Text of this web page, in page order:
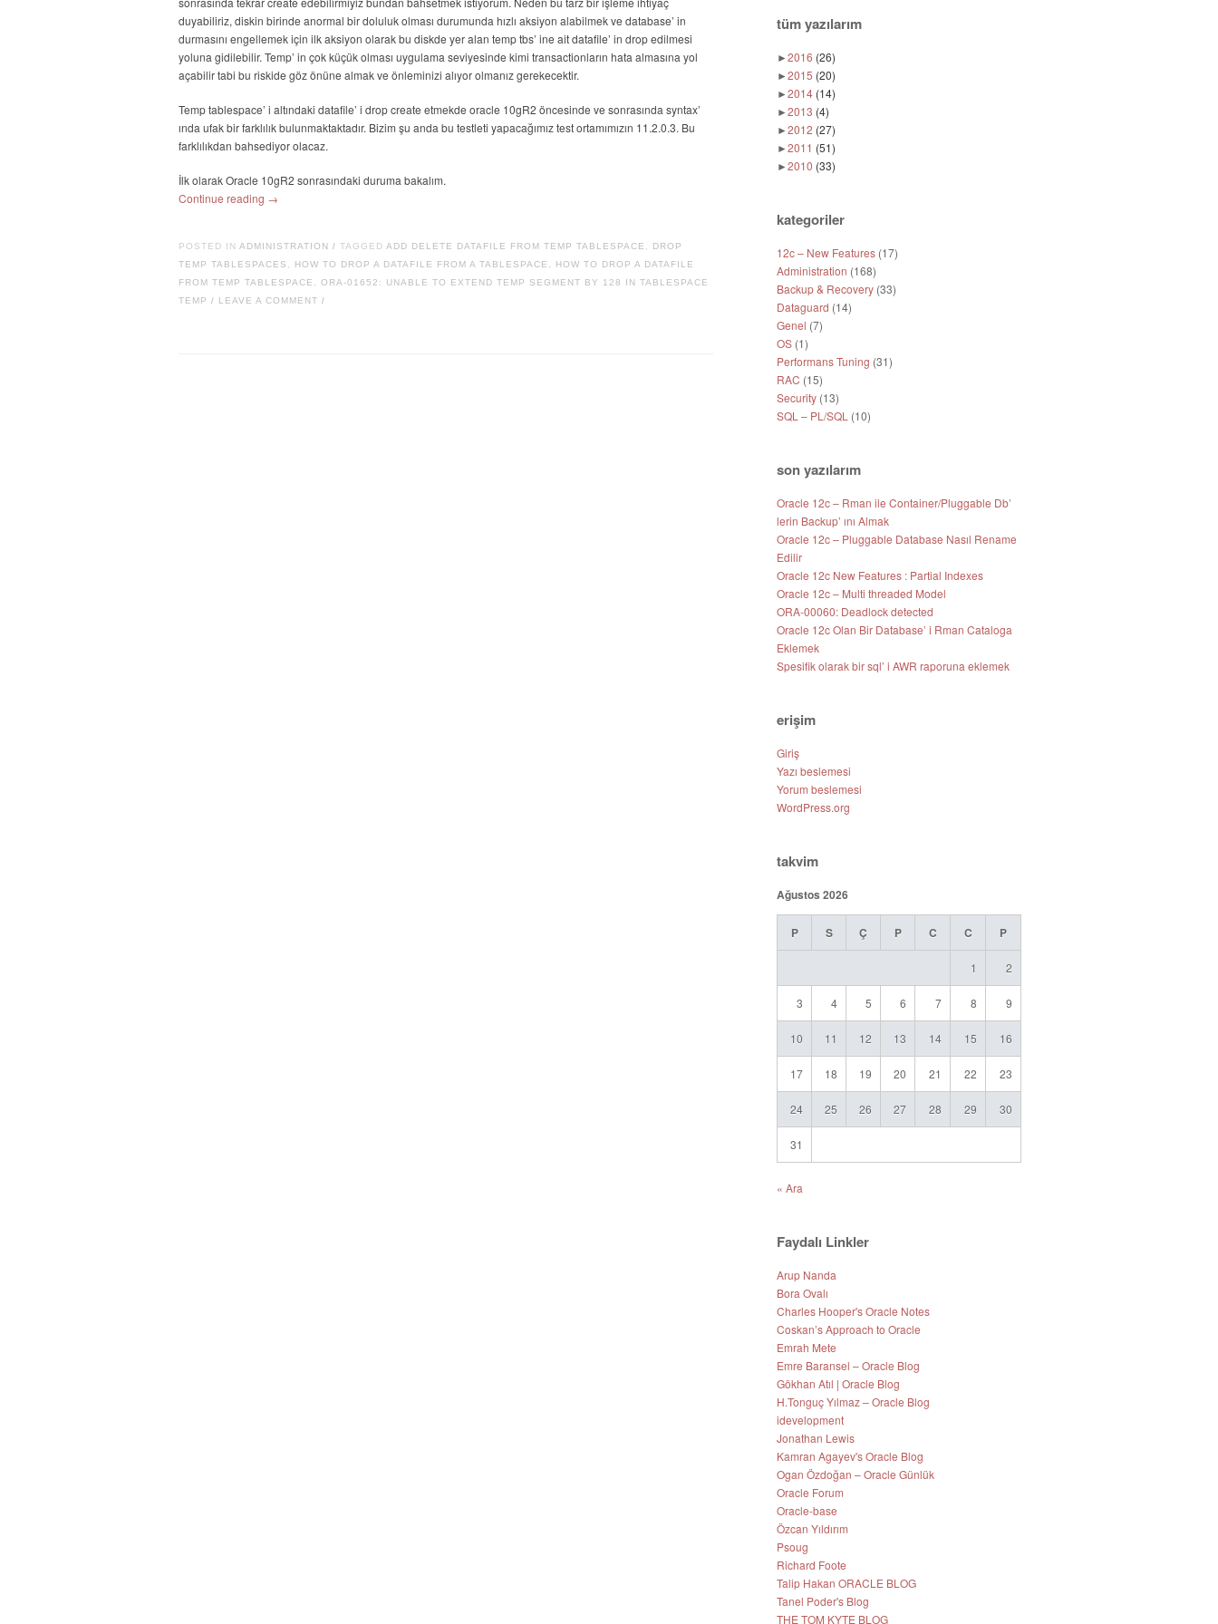
duyabiliriz, diskin birinde anormal bir doluluk olması durumunda hızlı aksiyon alabilmek ve database’ in
durmasını engellemek için ilk aksiyon olarak bu diskde yer alan temp tbs’ ine ait datafile’ in drop edilmesi
yoluna gidilebilir. Temp’ in çok küçük olması uygulama seviyesinde kimi transactionların hata almasına yol
açabilir tabi bu riskide göz önüne almak ve önleminizi alıyor olmanız gerekecektir.
Temp tablespace’ i altındaki datafile’ i drop create etmekde oracle 10gR2 öncesinde ve sonrasında syntax’
ında ufak bir farklılık bulunmaktaktadır. Bizim şu anda bu testleti yapacağımız test ortamımızın 11.2.0.3. Bu
farklılıkdan bahsediyor olacaz.
İlk olarak Oracle 10gR2 sonrasındaki duruma bakalım.
Continue reading →
POSTED IN ADMINISTRATION / TAGGED ADD DELETE DATAFILE FROM TEMP TABLESPACE
DROP
TEMP TABLESPACES
HOW TO DROP A DATAFILE FROM A TABLESPACE
HOW TO DROP A DATAFILE
FROM TEMP TABLESPACE
ORA-01652: UNABLE TO EXTEND TEMP SEGMENT BY 128 IN TABLESPACE
TEMP / LEAVE A COMMENT /
tüm yazılarım
►2016 (26)
►2015 (20)
►2014 (14)
►2013 (4)
►2012 (27)
►2011 (51)
►2010 (33)
kategoriler
12c – New Features (17)
Administration (168)
Backup & Recovery (33)
Dataguard (14)
Genel (7)
OS (1)
Performans Tuning (31)
RAC (15)
Security (13)
SQL – PL/SQL (10)
son yazılarım
Oracle 12c – Rman ile Container/Pluggable Db’
lerin Backup’ ını Almak
Oracle 12c – Pluggable Database Nasıl Rename
Edilir
Oracle 12c New Features : Partial Indexes
Oracle 12c – Multi threaded Model
ORA-00060: Deadlock detected
Oracle 12c Olan Bir Database’ i Rman Cataloga
Eklemek
Spesifik olarak bir sql’ i AWR raporuna eklemek
erişim
Giriş
Yazı beslemesi
Yorum beslemesi
WordPress.org
takvim
Ağustos 2026
P S Ç P C C P
1 2
3 4 5 6 7 8 9
10 11 12 13 14 15 16
17 18 19 20 21 22 23
24 25 26 27 28 29 30
31
« Ara
Faydalı Linkler
Arup Nanda
Bora Ovalı
Charles Hooper's Oracle Notes
Coskan’s Approach to Oracle
Emrah Mete
Emre Baransel – Oracle Blog
Gökhan Atıl | Oracle Blog
H.Tonguç Yılmaz – Oracle Blog
idevelopment
Jonathan Lewis
Kamran Agayev's Oracle Blog
Ogan Özdoğan – Oracle Günlük
Oracle Forum
Oracle-base
Özcan Yıldırım
Psoug
Richard Foote
Talip Hakan ORACLE BLOG
Tanel Poder's Blog
THE TOM KYTE BLOG